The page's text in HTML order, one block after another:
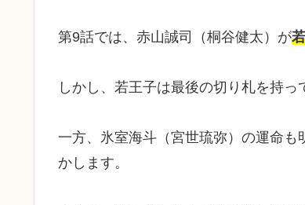
第9話では、赤山誠司（桐谷健太）が
しかし、若王子は最後の切り札を持っ
一方、氷室海斗（宮世琉弥）の運命
かします。